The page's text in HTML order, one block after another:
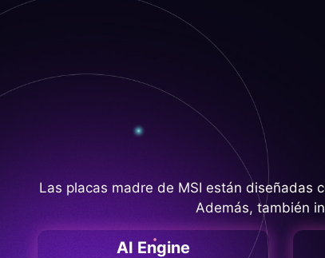
Las placas madre de MSI están diseñadas
Además, también
AI Engine